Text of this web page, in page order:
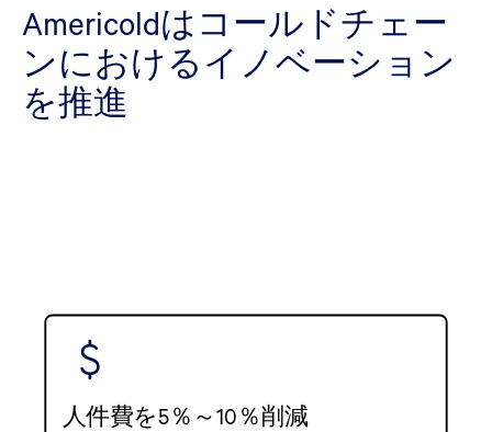
Americoldはコールドチェー
ンにおけるイノベーション
を推進
人件費を5％～10％削減